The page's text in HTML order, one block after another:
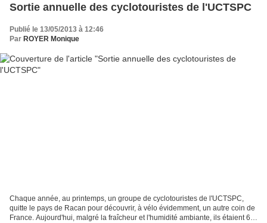
Sortie annuelle des cyclotouristes de l'UCTSPC
Publié le 13/05/2013 à 12:46
Par ROYER Monique
Chaque année, au printemps, un groupe de cyclotouristes de l'UCTSPC,
quitte le pays de Racan pour découvrir, à vélo évidemment, un autre coin de
France. Aujourd'hui, malgré la fraîcheur et l'humidité ambiante, ils étaient 6,